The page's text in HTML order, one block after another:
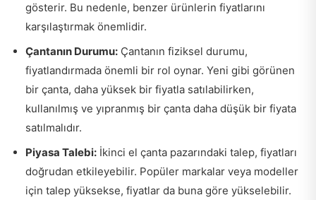
gösterir. Bu nedenle, benzer ürünlerin fiyatlarını
karşılaştırmak önemlidir.
Çantanın Durumu: Çantanın fiziksel durumu,
fiyatlandırmada önemli bir rol oynar. Yeni gibi görünen
bir çanta, daha yüksek bir fiyatla satılabilirken,
kullanılmış ve yıpranmış bir çanta daha düşük bir fiyata
satılmalıdır.
Piyasa Talebi: İkinci el çanta pazarındaki talep, fiyatları
doğrudan etkileyebilir. Popüler markalar veya modeller
için talep yüksekse, fiyatlar da buna göre yükselebilir.